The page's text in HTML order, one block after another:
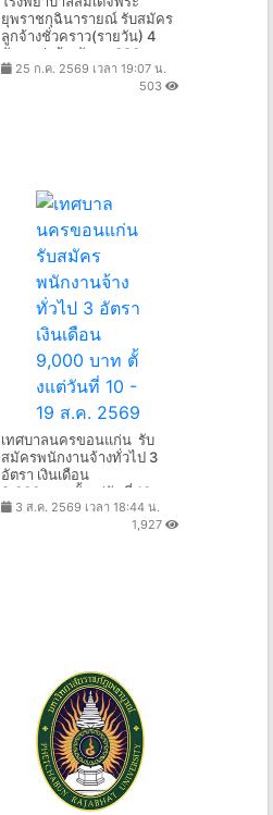
ยุพราชกุฉินารายณ์ รับสมัคร
ลูกจ้างชั่วคราว(รายวัน) 4
อัตรา ค่าจ้างวันละ 380 บาท
ตั้งแต่วันที่ 27 ก.ค. - 20 ส.ค.
25 ก.ค. 2569 เวลา 19:07 น.
503
เทศบาลนครขอนแก่น รับ
สมัครพนักงานจ้างทั่วไป 3
อัตรา เงินเดือน
9,000 บาท ตั้งแต่วันที่ 10 -
19 ส.ค. 2569
3 ส.ค. 2569 เวลา 18:44 น.
1,927